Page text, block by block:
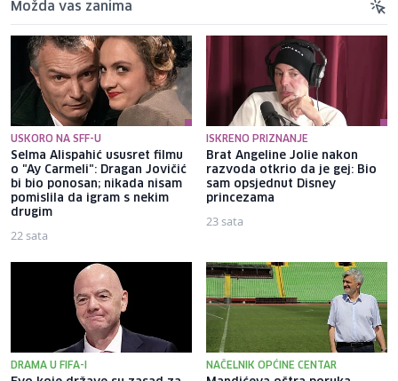
Možda vas zanima
USKORO NA SFF-U
Selma Alispahić ususret filmu
o "Ay Carmeli": Dragan Jovičić
bi bio ponosan; nikada nisam
pomislila da igram s nekim
drugim
22 sata
ISKRENO PRIZNANJE
Brat Angeline Jolie nakon
razvoda otkrio da je gej: Bio
sam opsjednut Disney
princezama
23 sata
DRAMA U FIFA-I NAČELNIK OPĆINE CENTAR